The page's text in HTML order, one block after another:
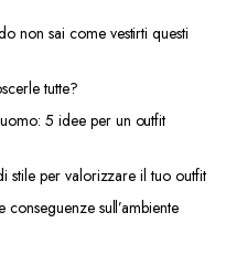
non sai come vestirti questi
tutte?
5 idee per un outfit
stile per valorizzare il tuo outfit
conseguenze sull’ambiente